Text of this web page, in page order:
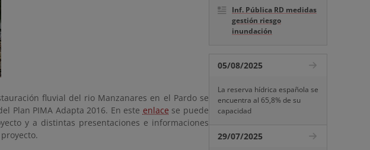
fluvial del rio Manzanares en el Pardo se
Plan PIMA Adapta 2016. En este enlace se puede
y a distintas presentaciones e informaciones
Inf. Pública RD medidas
gestión riesgo
inundación
05/08/2025
La reserva hídrica española se
encuentra al 65,8% de su
capacidad
29/07/2025